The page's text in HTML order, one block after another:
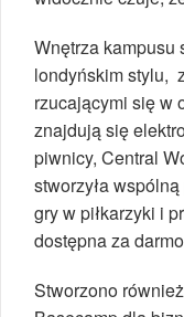
Wnętrza kampusu
londyńskim stylu,
rzucającymi się w
znajdują się
piwnicy, Central
stworzyła
gry w piłkarzyki i
dostępna za
Stworzono